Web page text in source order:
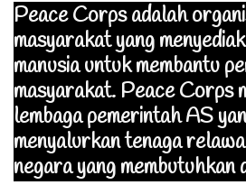
Peace Corps adalah
masyarakat yang
manusia untuk membantu
masyarakat. Peace Corps
lembaga pemerintah AS
menyalurkan tenaga
negara yang membutuhkan